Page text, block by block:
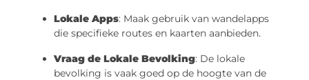
Lokale Apps: Maak gebruik van wandelapps
die specifieke routes en kaarten aanbieden.
Vraag de Lokale Bevolking: De lokale
bevolking is vaak goed op de hoogte van de